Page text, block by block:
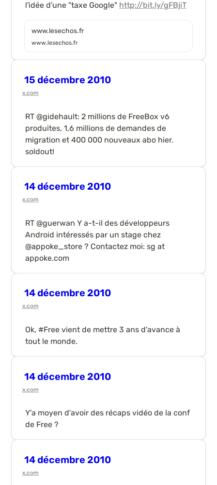
l'idée d'une "taxe Google" http://bit.ly/gFBjiT
www.lesechos.fr
www.lesechos.fr
15 décembre 2010
x.com
RT @gidehault: 2 millions de FreeBox v6
produites, 1,6 millions de demandes de
migration et 400 000 nouveaux abo hier.
soldout!
14 décembre 2010
x.com
RT @guerwan Y a-t-il des développeurs
Android intéressés par un stage chez
@appoke_store ? Contactez moi: sg at
appoke.com
14 décembre 2010
x.com
Ok, #Free vient de mettre 3 ans d'avance à
tout le monde.
14 décembre 2010
x.com
Y'a moyen d'avoir des récaps vidéo de la conf
de Free ?
14 décembre 2010
x.com